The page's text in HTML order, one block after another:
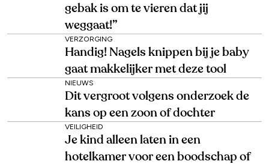
gebak is om te vieren dat jij
weggaat!’’
VERZORGING
Handig! Nagels knippen bij je baby
gaat makkelijker met deze tool
NIEUWS
Dit vergroot volgens onderzoek de
kans op een zoon of dochter
VEILIGHEID
Je kind alleen laten in een
hotelkamer voor een boodschap of